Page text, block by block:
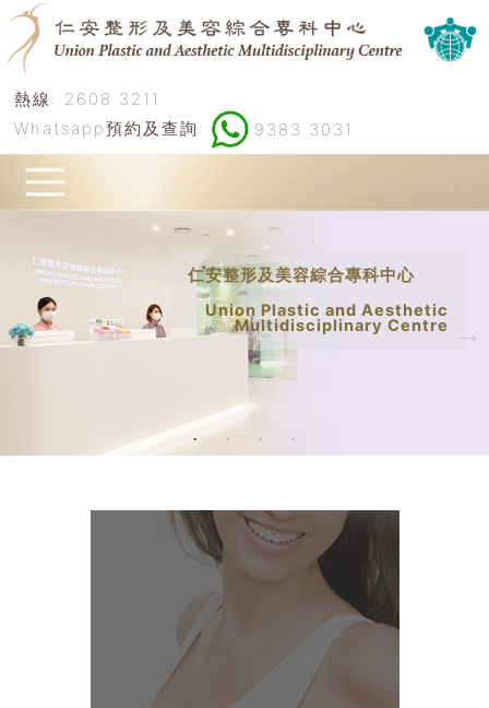
熱線: 2608 3211
Whatsapp預約及查詢:
9383 3031
仁安整形及美容綜合專科中心
Union Plastic and Aesthetic
Multidisciplinary Centre